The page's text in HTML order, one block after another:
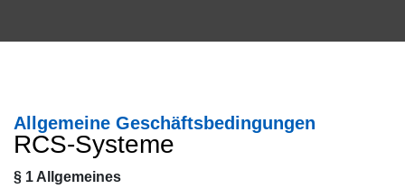
Allgemeine Geschäftsbedingungen
RCS-Systeme
§ 1 Allgemeines